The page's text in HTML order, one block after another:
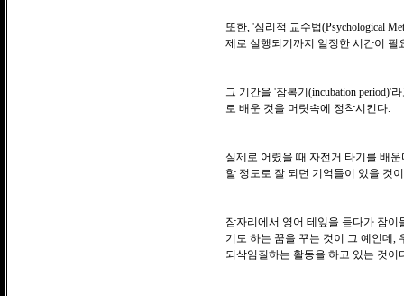
또한, '심리적 교수법(Psychological
제로 실행되기까지 일정한 시간이 필
그 기간을 '잠복기(incubation period)'
로 배운 것을 머릿속에 정착시킨다.
실제로 어렸을 때 자전거 타기를 배
할 정도로 잘 되던 기억들이 있을 것
잠자리에서 영어 테잎을 듣다가 잠
기도 하는 꿈을 꾸는 것이 그 예인데,
되삭임질하는 활동을 하고 있는 것이